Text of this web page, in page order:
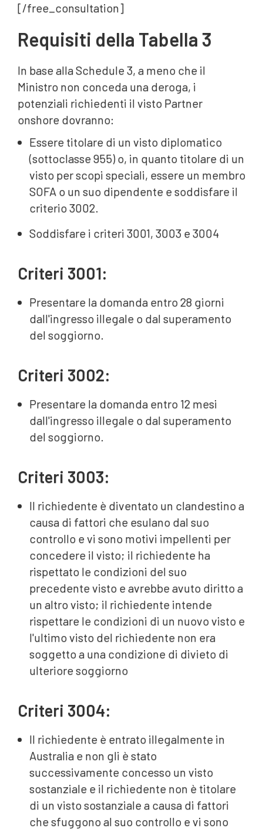
[/free_consultation]
Requisiti della Tabella 3
In base alla Schedule 3, a meno che il
Ministro non conceda una deroga, i
potenziali richiedenti il visto Partner
onshore dovranno:
Essere titolare di un visto diplomatico
(sottoclasse 955) o, in quanto titolare di un
visto per scopi speciali, essere un membro
SOFA o un suo dipendente e soddisfare il
criterio 3002.
Soddisfare i criteri 3001, 3003 e 3004
Criteri 3001:
Presentare la domanda entro 28 giorni
dall'ingresso illegale o dal superamento
del soggiorno.
Criteri 3002:
Presentare la domanda entro 12 mesi
dall'ingresso illegale o dal superamento
del soggiorno.
Criteri 3003:
Il richiedente è diventato un clandestino a
causa di fattori che esulano dal suo
controllo e vi sono motivi impellenti per
concedere il visto; il richiedente ha
rispettato le condizioni del suo
precedente visto e avrebbe avuto diritto a
un altro visto; il richiedente intende
rispettare le condizioni di un nuovo visto e
l'ultimo visto del richiedente non era
soggetto a una condizione di divieto di
ulteriore soggiorno
Criteri 3004:
Il richiedente è entrato illegalmente in
Australia e non gli è stato
successivamente concesso un visto
sostanziale e il richiedente non è titolare
di un visto sostanziale a causa di fattori
che sfuggono al suo controllo e vi sono